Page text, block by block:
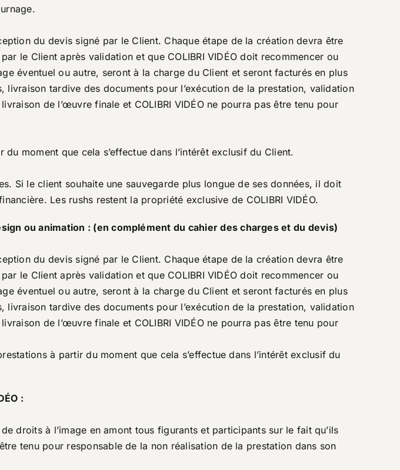
du devis signé par le Client. Chaque étape de la création devra être
le Client après validation et que COLIBRI VIDÉO doit recommencer ou
éventuel ou autre, seront à la charge du Client et seront facturés en plus
tardive des documents pour l’exécution de la prestation, validation
de l’œuvre finale et COLIBRI VIDÉO ne pourra pas être tenu pour
moment que cela s’effectue dans l’intérêt exclusif du Client.
Si le client souhaite une sauvegarde plus longue de ses données, il doit
Les rushs restent la propriété exclusive de COLIBRI VIDÉO.
ou animation : (en complément du cahier des charges et du devis)
du devis signé par le Client. Chaque étape de la création devra être
le Client après validation et que COLIBRI VIDÉO doit recommencer ou
éventuel ou autre, seront à la charge du Client et seront facturés en plus
tardive des documents pour l’exécution de la prestation, validation
de l’œuvre finale et COLIBRI VIDÉO ne pourra pas être tenu pour
à partir du moment que cela s’effectue dans l’intérêt exclusif du
:
droits à l’image en amont tous figurants et participants sur le fait qu’ils
tenu pour responsable de la non réalisation de la prestation dans son